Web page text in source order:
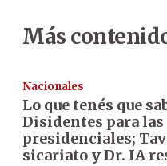
Más
Nacionales
Lo que tenés que
Disidentes para las
presidenciales;
sicariato y Dr. IA